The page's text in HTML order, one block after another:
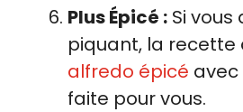
Plus Épicé : Si vous
piquant, la recette
alfredo épicé avec
faite pour vous.